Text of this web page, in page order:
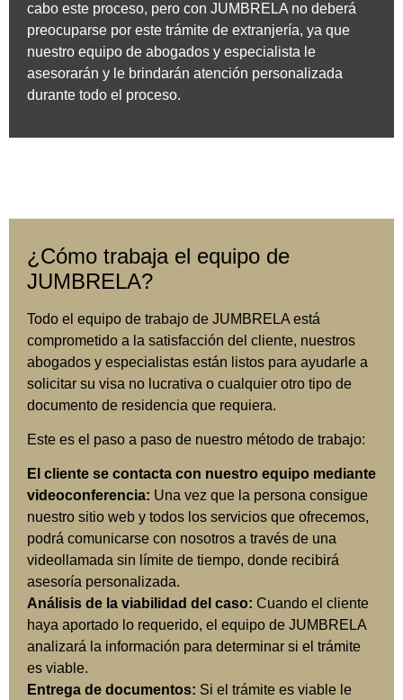
cabo este proceso, pero con JUMBRELA no deberá
preocuparse por este trámite de extranjería, ya que
nuestro equipo de abogados y especialista le
asesorarán y le brindarán atención personalizada
durante todo el proceso.
¿Cómo trabaja el equipo de
JUMBRELA?
Todo el equipo de trabajo de JUMBRELA está
comprometido a la satisfacción del cliente, nuestros
abogados y especialistas están listos para ayudarle a
solicitar su visa no lucrativa o cualquier otro tipo de
documento de residencia que requiera.
Este es el paso a paso de nuestro método de trabajo:
El cliente se contacta con nuestro equipo mediante
videoconferencia: Una vez que la persona consigue
nuestro sitio web y todos los servicios que ofrecemos,
podrá comunicarse con nosotros a través de una
videollamada sin límite de tiempo, donde recibirá
asesoría personalizada.
Análisis de la viabilidad del caso: Cuando el cliente
haya aportado lo requerido, el equipo de JUMBRELA
analizará la información para determinar si el trámite
es viable.
Entrega de documentos: Si el trámite es viable le